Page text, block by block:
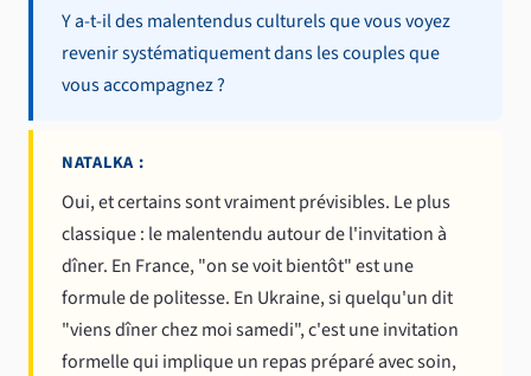
Y a-t-il des malentendus culturels que vous voyez
revenir systématiquement dans les couples que
vous accompagnez ?
NATALKA :
Oui, et certains sont vraiment prévisibles. Le plus
classique : le malentendu autour de l'invitation à
dîner. En France, "on se voit bientôt" est une
formule de politesse. En Ukraine, si quelqu'un dit
"viens dîner chez moi samedi", c'est une invitation
formelle qui implique un repas préparé avec soin,